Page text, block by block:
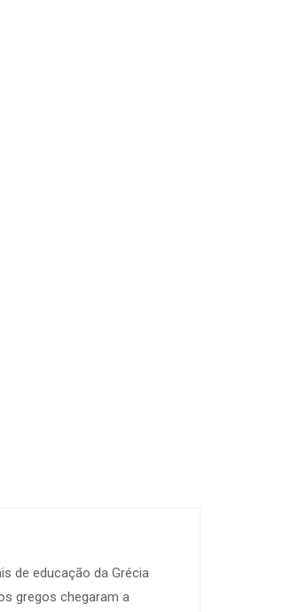
de educação da Grécia
gregos chegaram a